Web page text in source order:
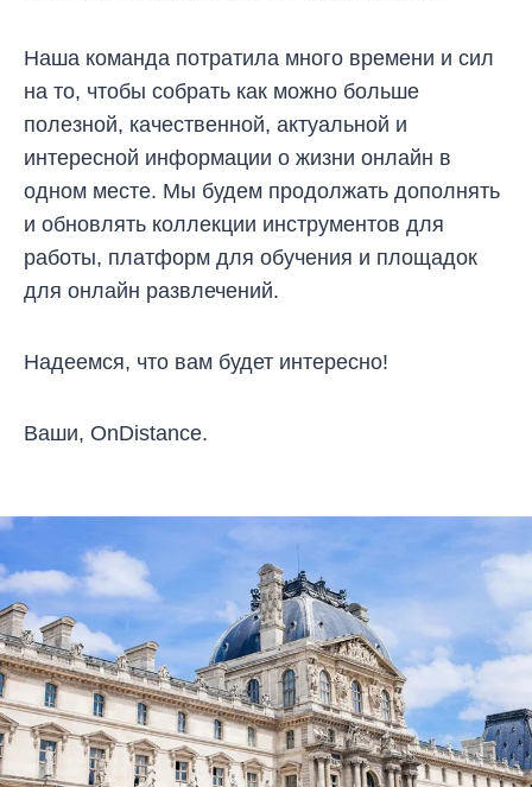
Наша команда потратила много времени и сил
на то, чтобы собрать как можно больше
полезной, качественной, актуальной и
интересной информации о жизни онлайн в
одном месте. Мы будем продолжать дополнять
и обновлять коллекции инструментов для
работы, платформ для обучения и площадок
для онлайн развлечений.
Надеемся, что вам будет интересно!
Ваши, OnDistance.